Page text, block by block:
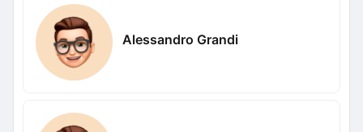
Alessandro Grandi